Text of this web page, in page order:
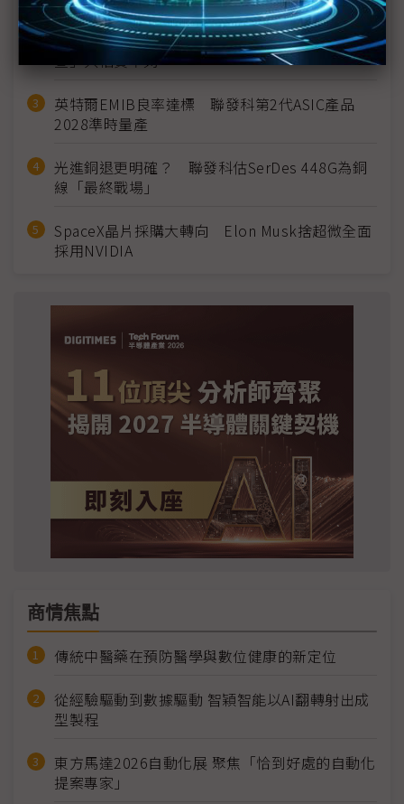
2027全年記憶體產能提前售罄 買家「祕而不
宣」只怕買不夠
英特爾EMIB良率達標 聯發科第2代ASIC產品
2028準時量產
光進銅退更明確？ 聯發科估SerDes 448G為銅
線「最終戰場」
SpaceX晶片採購大轉向 Elon Musk捨超微全面
採用NVIDIA
商情焦點
傳統中醫藥在預防醫學與數位健康的新定位
從經驗驅動到數據驅動 智穎智能以AI翻轉射出成
型製程
東方馬達2026自動化展 聚焦「恰到好處的自動化
提案專家」